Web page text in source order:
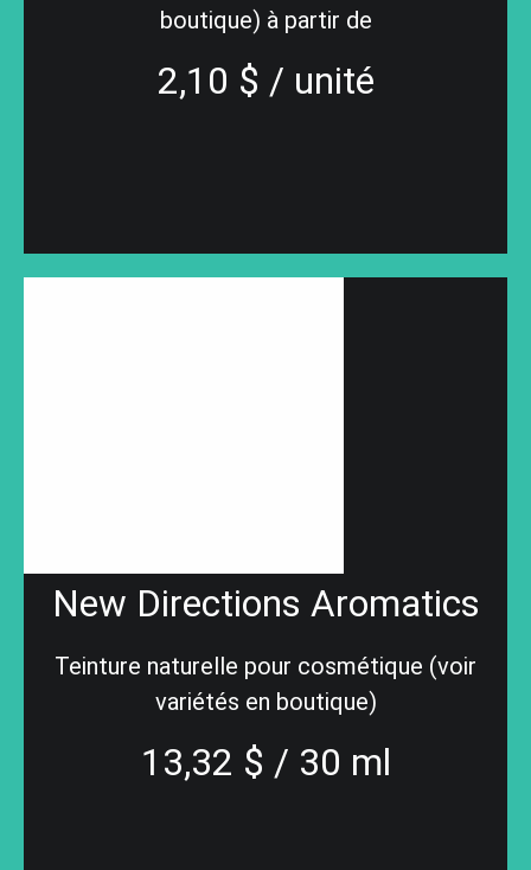
boutique) à partir de
2,10 $ / unité
New Directions Aromatics
Teinture naturelle pour cosmétique (voir
variétés en boutique)
13,32 $ / 30 ml